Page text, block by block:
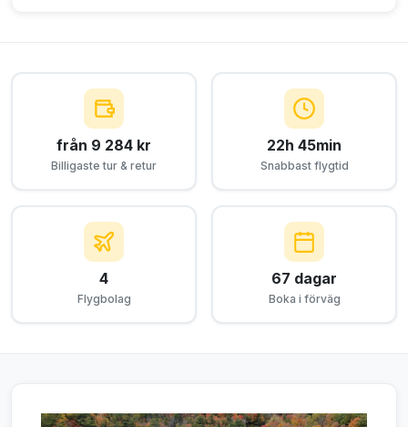
från 9 284 kr
Billigaste tur & retur
22h 45min
Snabbast flygtid
4
Flygbolag
67 dagar
Boka i förväg